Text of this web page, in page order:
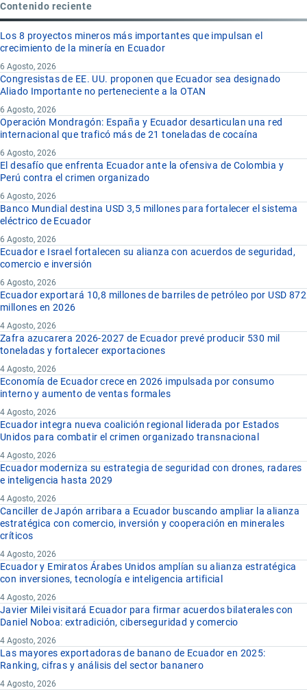
Contenido reciente
Los 8 proyectos mineros más importantes que impulsan el
crecimiento de la minería en Ecuador
6 Agosto, 2026
Congresistas de EE. UU. proponen que Ecuador sea designado
Aliado Importante no perteneciente a la OTAN
6 Agosto, 2026
Operación Mondragón: España y Ecuador desarticulan una red
internacional que traficó más de 21 toneladas de cocaína
6 Agosto, 2026
El desafío que enfrenta Ecuador ante la ofensiva de Colombia y
Perú contra el crimen organizado
6 Agosto, 2026
Banco Mundial destina USD 3,5 millones para fortalecer el sistema
eléctrico de Ecuador
6 Agosto, 2026
Ecuador e Israel fortalecen su alianza con acuerdos de seguridad,
comercio e inversión
6 Agosto, 2026
Ecuador exportará 10,8 millones de barriles de petróleo por USD 872
millones en 2026
4 Agosto, 2026
Zafra azucarera 2026-2027 de Ecuador prevé producir 530 mil
toneladas y fortalecer exportaciones
4 Agosto, 2026
Economía de Ecuador crece en 2026 impulsada por consumo
interno y aumento de ventas formales
4 Agosto, 2026
Ecuador integra nueva coalición regional liderada por Estados
Unidos para combatir el crimen organizado transnacional
4 Agosto, 2026
Ecuador moderniza su estrategia de seguridad con drones, radares
e inteligencia hasta 2029
4 Agosto, 2026
Canciller de Japón arribara a Ecuador buscando ampliar la alianza
estratégica con comercio, inversión y cooperación en minerales
críticos
4 Agosto, 2026
Ecuador y Emiratos Árabes Unidos amplían su alianza estratégica
con inversiones, tecnología e inteligencia artificial
4 Agosto, 2026
Javier Milei visitará Ecuador para firmar acuerdos bilaterales con
Daniel Noboa: extradición, ciberseguridad y comercio
4 Agosto, 2026
Las mayores exportadoras de banano de Ecuador en 2025:
Ranking, cifras y análisis del sector bananero
4 Agosto, 2026